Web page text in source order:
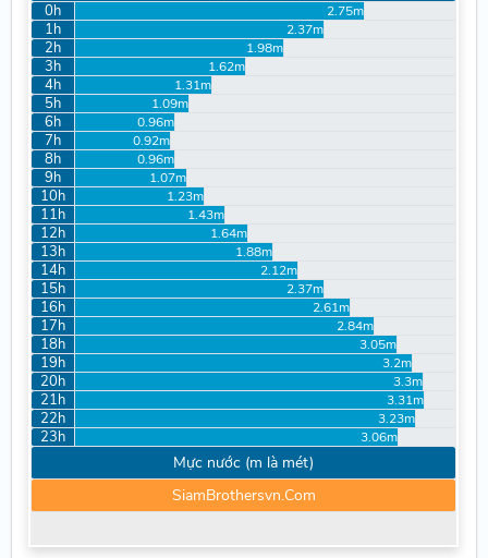
0h 2.75m
1h 2.37m
2h 1.98m
3h 1.62m
4h 1.31m
5h 1.09m
6h 0.96m
7h 0.92m
8h 0.96m
9h 1.07m
10h 1.23m
11h 1.43m
12h 1.64m
13h 1.88m
14h 2.12m
15h 2.37m
16h 2.61m
17h 2.84m
18h 3.05m
19h 3.2m
20h 3.3m
21h 3.31m
22h 3.23m
23h 3.06m
Mực nước (m là mét)
SiamBrothersvn.Com